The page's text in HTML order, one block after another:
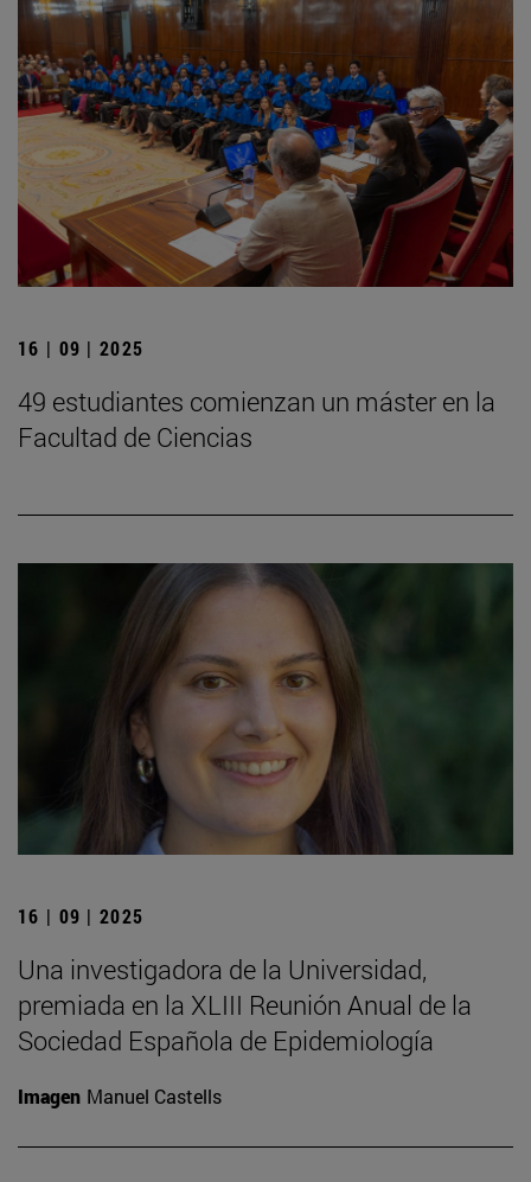
16 | 09 | 2025
49 estudiantes comienzan un máster en la
Facultad de Ciencias
16 | 09 | 2025
Una investigadora de la Universidad,
premiada en la XLIII Reunión Anual de la
Sociedad Española de Epidemiología
Imagen Manuel Castells